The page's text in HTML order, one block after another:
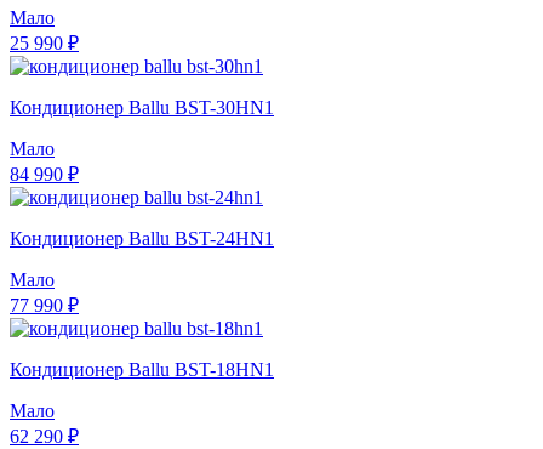
Мало
25 990 ₽
Кондиционер Ballu BST-30HN1
Мало
84 990 ₽
Кондиционер Ballu BST-24HN1
Мало
77 990 ₽
Кондиционер Ballu BST-18HN1
Мало
62 290 ₽